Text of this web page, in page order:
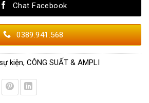
Chat Facebook
0389.941.568
kiện, CÔNG SUẤT & AMPLI